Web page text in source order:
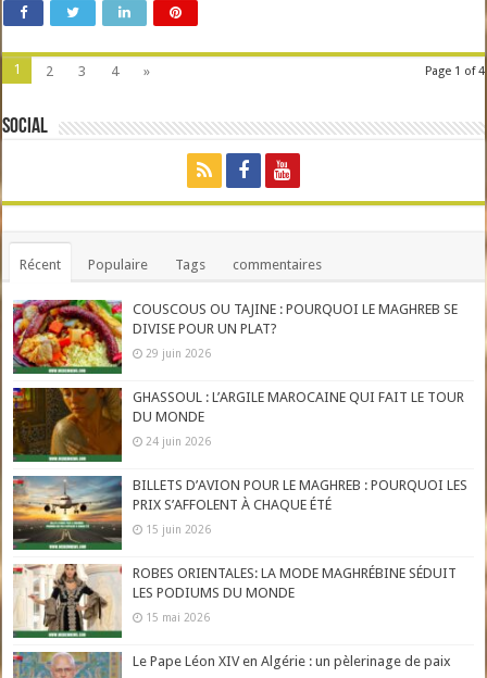
Page 1 of 4
1 2 3 4 »
Social
Récent Populaire Tags commentaires
COUSCOUS OU TAJINE : POURQUOI LE MAGHREB SE
DIVISE POUR UN PLAT?
29 juin 2026
GHASSOUL : L’ARGILE MAROCAINE QUI FAIT LE TOUR
DU MONDE
24 juin 2026
BILLETS D’AVION POUR LE MAGHREB : POURQUOI LES
PRIX S’AFFOLENT À CHAQUE ÉTÉ
15 juin 2026
ROBES ORIENTALES: LA MODE MAGHRÉBINE SÉDUIT
LES PODIUMS DU MONDE
15 mai 2026
Le Pape Léon XIV en Algérie : un pèlerinage de paix